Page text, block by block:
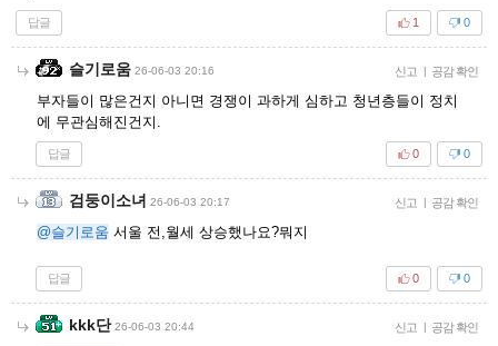
답글 0
1
슬기로움 26-06-03 20:16 신고 | 공감 확인
부자들이 많은건지 아니면 경쟁이 과하게 심하고 청년층들이 정치
에 무관심해진건지.
답글 0
0
검둥이소녀 26-06-03 20:17 신고 | 공감 확인
@슬기로움 서울 전,월세 상승했나요?뭐지
답글 0
0
kkk단 26-06-03 20:44 신고 | 공감 확인